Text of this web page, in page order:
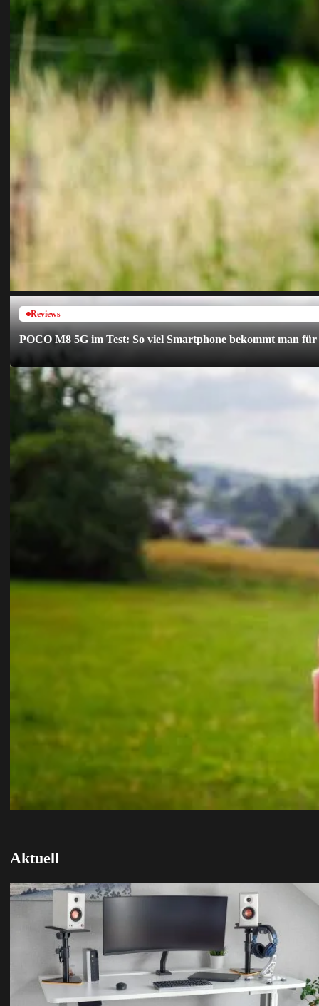
Reviews
POCO M8 5G im Test: So viel Smartphone bekommt man
Aktuell